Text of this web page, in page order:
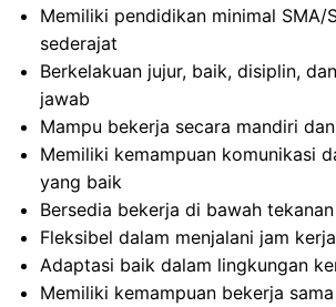
Memiliki pendidikan minimal SMA/
sederajat
Berkelakuan jujur, baik, disiplin,
jawab
Mampu bekerja secara mandiri
Memiliki kemampuan komunikasi
yang baik
Bersedia bekerja di bawah tekanan
Fleksibel dalam menjalani jam kerja
Adaptasi baik dalam lingkungan
Memiliki kemampuan bekerja